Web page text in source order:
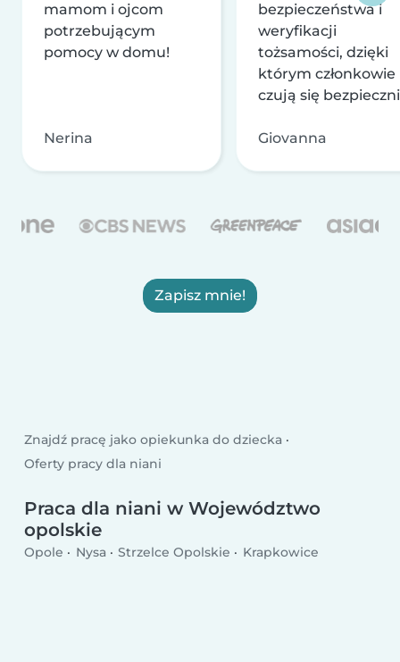
mamom i ojcom
potrzebującym
pomocy w domu!
Nerina
bezpieczeństwa i
weryfikacji
tożsamości, dzięki
którym członkowie
czują się
Giovanna
Zapisz mnie!
Znajdź pracę jako opiekunka do dziecka
Oferty pracy dla niani
Praca dla niani w Województwo
opolskie
Opole Nysa Strzelce Opolskie Krapkowice